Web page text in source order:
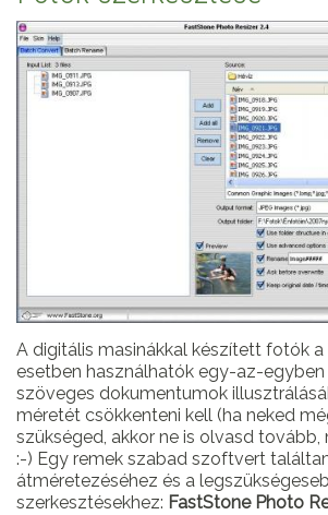
A digitális masinákkal készített fotók
esetben használhatók egy-az-egyben
szöveges dokumentumok
méretét csökkenteni kell (ha neked
szükséged, akkor ne is olvasd tovább,
:-) Egy remek szabad szoftvert
átméretezéséhez és a
szerkesztésekhez: FastStone Photo